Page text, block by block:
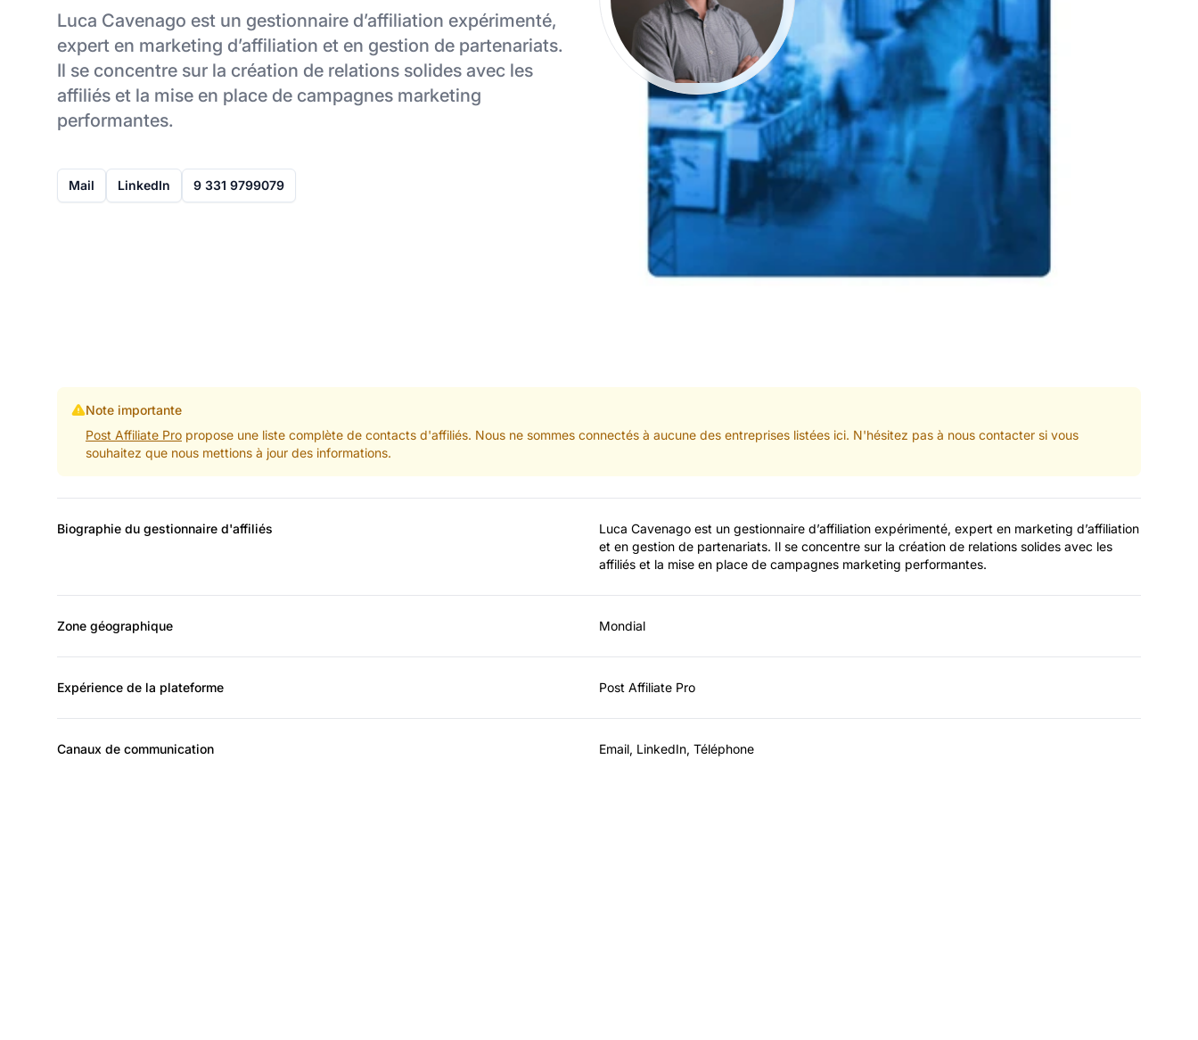
Luca Cavenago est un gestionnaire d’affiliation expérimenté,
expert en marketing d’affiliation et en gestion de partenariats.
Il se concentre sur la création de relations solides avec les
affiliés et la mise en place de campagnes marketing
performantes.
Mail LinkedIn 9 331 9799079
Note importante
Post Affiliate Propropose une liste complète de contacts d'affiliés. Nous ne sommes connectés à aucune des entreprises listées ici. N'hésitez pas à nous contacter si vous
souhaitez que nous mettions à jour des informations.
Biographie du gestionnaire d'affiliés
Luca Cavenago est un gestionnaire d’affiliation expérimenté, expert en marketing d’affiliation
et en gestion de partenariats. Il se concentre sur la création de relations solides avec les
affiliés et la mise en place de campagnes marketing performantes.
Zone géographique Mondial
Expérience de la plateforme Post Affiliate Pro
Canaux de communication Email, LinkedIn, Téléphone